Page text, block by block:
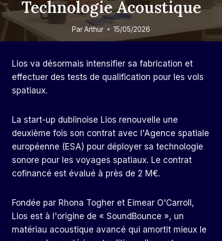
Technologie Acoustique
ParArthur 15/05/2026
Lios va désormais intensifier sa fabrication et
effectuer des tests de qualification pour les vols
spatiaux.
La start-up dublinoise Lios renouvelle une
deuxième fois son contrat avec l'Agence spatiale
européenne (ESA) pour déployer sa technologie
sonore pour les voyages spatiaux. Le contrat
cofinancé est évalué à près de 2 M€.
Fondée par Rhona Togher et Eimear O'Carroll,
Lios est à l'origine de « SoundBounce », un
matériau acoustique avancé qui amortit mieux le